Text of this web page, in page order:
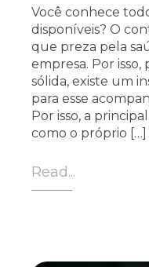
Você conhece
disponíveis? O
que preza pela
empresa. Por
sólida, existe um
para esse
Por isso, a
como o próprio […]
Read...